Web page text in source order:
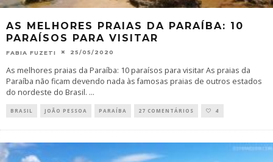
AS MELHORES PRAIAS DA PARAÍBA: 10
PARAÍSOS PARA VISITAR
FABIA FUZETI 25/05/2020
As melhores praias da Paraíba: 10 paraísos para visitar As praias da
Paraíba não ficam devendo nada às famosas praias de outros estados
do nordeste do Brasil. ...
BRASIL JOÃO PESSOA PARAÍBA 27 COMENTÁRIOS 4